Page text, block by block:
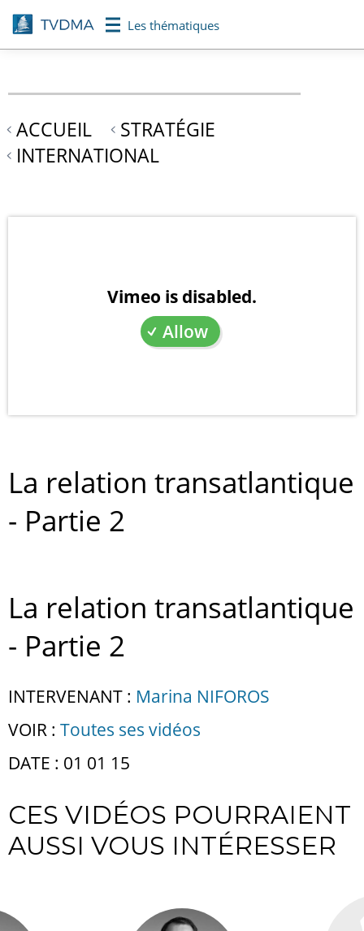
Aller
au
contenu
Les thématiques
ACCUEIL
STRATÉGIE
INTERNATIONAL
Vimeo is disabled.
Allow
La relation transatlantique
- Partie 2
La relation transatlantique
- Partie 2
INTERVENANT : Marina NIFOROS
VOIR : Toutes ses vidéos
DATE : 01 01 15
CES VIDÉOS POURRAIENT
AUSSI VOUS INTÉRESSER